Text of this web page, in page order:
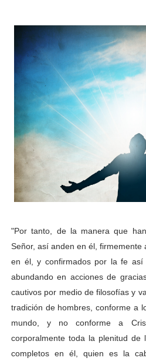
"Por tanto, de la manera que
Señor, así anden en él, firmemente
en él, y confirmados por la fe así
abundando en acciones de
cautivos por medio de filosofías y
tradición de hombres, conforme a
mundo, y no conforme a
corporalmente toda la plenitud
completos en él, quien es la